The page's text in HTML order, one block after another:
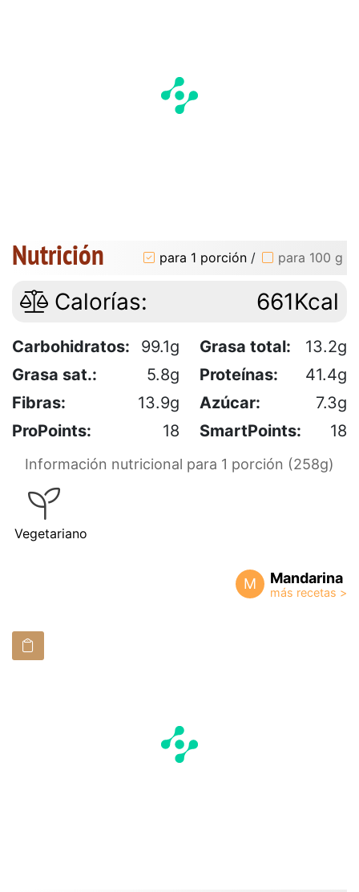
Nutrición para 1 porción / para 100 g
Calorías: 661Kcal
Carbohidratos: 99.1g Grasa total:
13.2g
Grasa sat.:
5.8g Proteínas:
41.4g
Fibras:
13.9g Azúcar:
7.3g
ProPoints:
18 SmartPoints: 18
Información nutricional para 1 porción (258g)
Vegetariano
M Mandarina